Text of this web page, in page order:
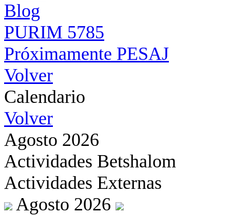
Blog
PURIM 5785
Próximamente PESAJ
Volver
Calendario
Volver
Agosto 2026
Actividades Betshalom
Actividades Externas
Agosto 2026